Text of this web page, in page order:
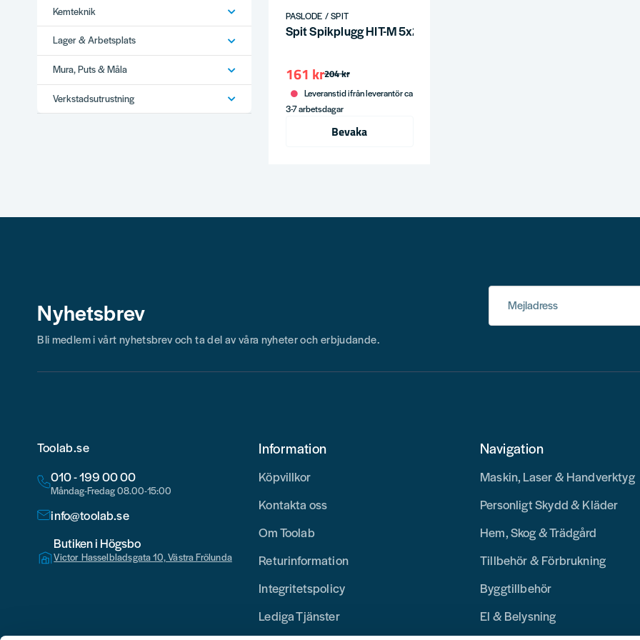
Kemteknik
Lager & Arbetsplats
Mura, Puts & Måla
Verkstadsutrustning
PASLODE / SPIT
Spit Spikplugg HIT-M 5x25mm (200st/frp)
204 kr
161 kr
Leveranstid ifrån leverantör ca
3-7 arbetsdagar
Bevaka
Nyhetsbrev Mejladress
Bli medlem i vårt nyhetsbrev och ta del av våra nyheter och erbjudande.
Toolab.se
010 - 199 00 00
Måndag-Fredag 08.00-15:00
info@toolab.se
Butiken i Högsbo
Victor Hasselbladsgata 10, Västra Frölunda
Information
Köpvillkor
Kontakta oss
Om Toolab
Returinformation
Integritetspolicy
Lediga Tjänster
Navigation
Maskin, Laser & Handverktyg
Personligt Skydd & Kläder
Hem, Skog & Trädgård
Tillbehör & Förbrukning
Byggtillbehör
El & Belysning